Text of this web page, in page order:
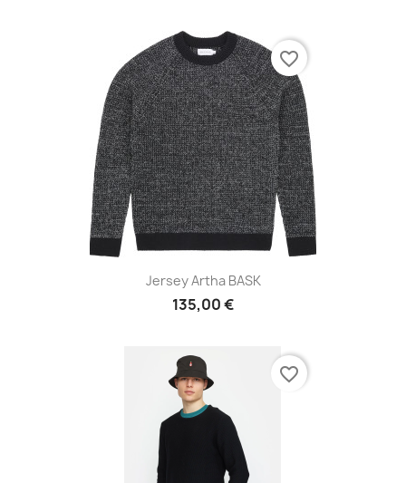
Jersey Artha BASK
135,00 €
favorite_border
favorite_border